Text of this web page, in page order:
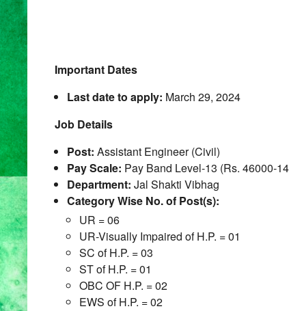
Important Dates
Last date to apply: March 29, 2024
Job Details
Post: Assistant Engineer (Civil)
Pay Scale: Pay Band Level-13 (Rs. 46000-
Department: Jal Shakti Vibhag
Category Wise No. of Post(s):
UR = 06
UR-Visually Impaired of H.P. = 01
SC of H.P. = 03
ST of H.P. = 01
OBC OF H.P. = 02
EWS of H.P. = 02